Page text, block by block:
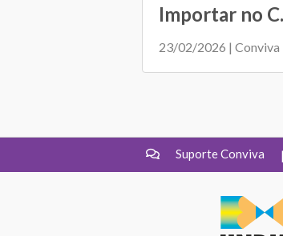
Importar no
23/02/2026 | Conviva
Suporte Conviva |
UNDIME